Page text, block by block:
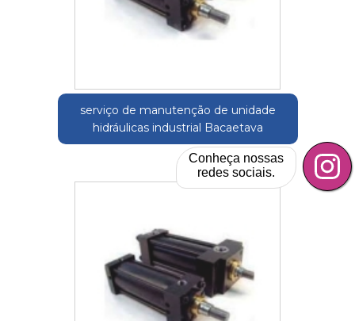
serviço de manutenção de unidade
hidráulicas industrial Bacaetava
Conheça nossas
redes sociais.